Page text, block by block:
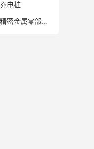
充电桩
精密金属零部件制造企业